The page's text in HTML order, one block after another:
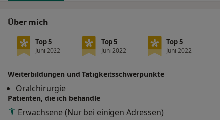
Über mich
Top 5
Juni 2022
Top 5
Juni 2022
Top 5
Juni 2022
Weiterbildungen und Tätigkeitsschwerpunkte
Oralchirurgie
Patienten, die ich behandle
Erwachsene (Nur bei einigen Adressen)